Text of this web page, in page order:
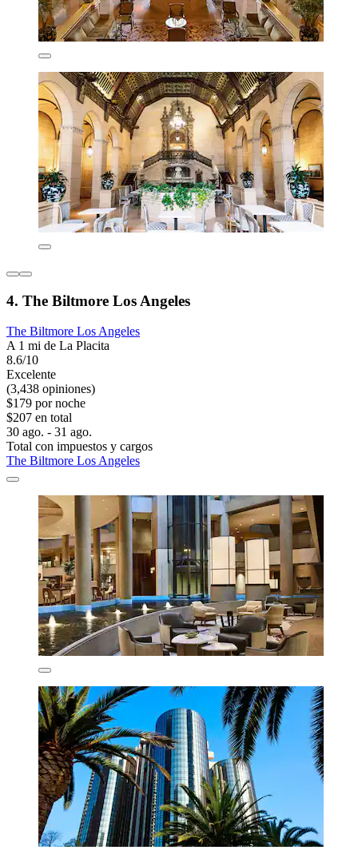
4. The Biltmore Los Angeles
The Biltmore Los Angeles
A 1 mi de La Placita
8.6/10
Excelente
(3,438 opiniones)
$179 por noche
$207 en total
30 ago. - 31 ago.
Total con impuestos y cargos
The Biltmore Los Angeles